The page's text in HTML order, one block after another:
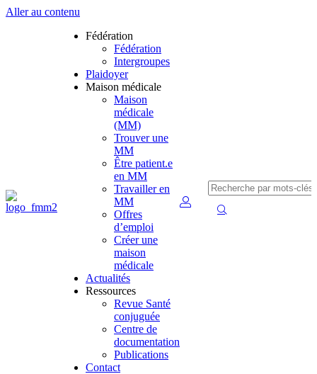
Aller au contenu
Fédération
Fédération
Intergroupes
Plaidoyer
Maison médicale
Maison
médicale
(MM)
Trouver une
MM
Être patient.e
en MM
Travailler en
MM
Offres
d’emploi
Créer une
maison
médicale
Actualités
Ressources
Revue Santé
conjuguée
Centre de
documentation
Publications
Contact